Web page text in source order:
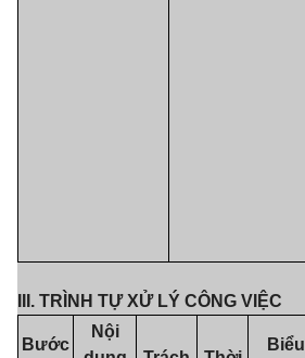
III. TRÌNH TỰ XỬ LÝ CÔNG VIỆC
Bước
Nội
Biểu